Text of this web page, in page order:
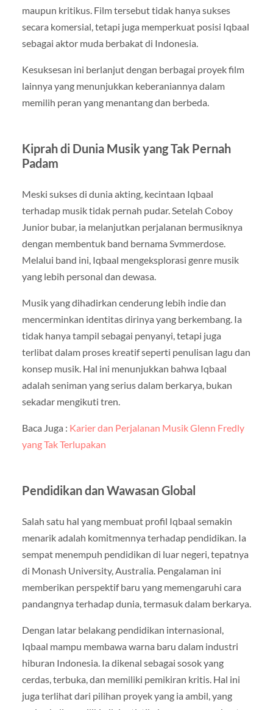
maupun kritikus. Film tersebut tidak hanya sukses
secara komersial, tetapi juga memperkuat posisi Iqbaal
sebagai aktor muda berbakat di Indonesia.
Kesuksesan ini berlanjut dengan berbagai proyek film
lainnya yang menunjukkan keberaniannya dalam
memilih peran yang menantang dan berbeda.
Kiprah di Dunia Musik yang Tak Pernah
Padam
Meski sukses di dunia akting, kecintaan Iqbaal
terhadap musik tidak pernah pudar. Setelah Coboy
Junior bubar, ia melanjutkan perjalanan bermusiknya
dengan membentuk band bernama Svmmerdose.
Melalui band ini, Iqbaal mengeksplorasi genre musik
yang lebih personal dan dewasa.
Musik yang dihadirkan cenderung lebih indie dan
mencerminkan identitas dirinya yang berkembang. Ia
tidak hanya tampil sebagai penyanyi, tetapi juga
terlibat dalam proses kreatif seperti penulisan lagu dan
konsep musik. Hal ini menunjukkan bahwa Iqbaal
adalah seniman yang serius dalam berkarya, bukan
sekadar mengikuti tren.
Baca Juga : Karier dan Perjalanan Musik Glenn Fredly
yang Tak Terlupakan
Pendidikan dan Wawasan Global
Salah satu hal yang membuat profil Iqbaal semakin
menarik adalah komitmennya terhadap pendidikan. Ia
sempat menempuh pendidikan di luar negeri, tepatnya
di Monash University, Australia. Pengalaman ini
memberikan perspektif baru yang memengaruhi cara
pandangnya terhadap dunia, termasuk dalam berkarya.
Dengan latar belakang pendidikan internasional,
Iqbaal mampu membawa warna baru dalam industri
hiburan Indonesia. Ia dikenal sebagai sosok yang
cerdas, terbuka, dan memiliki pemikiran kritis. Hal ini
juga terlihat dari pilihan proyek yang ia ambil, yang